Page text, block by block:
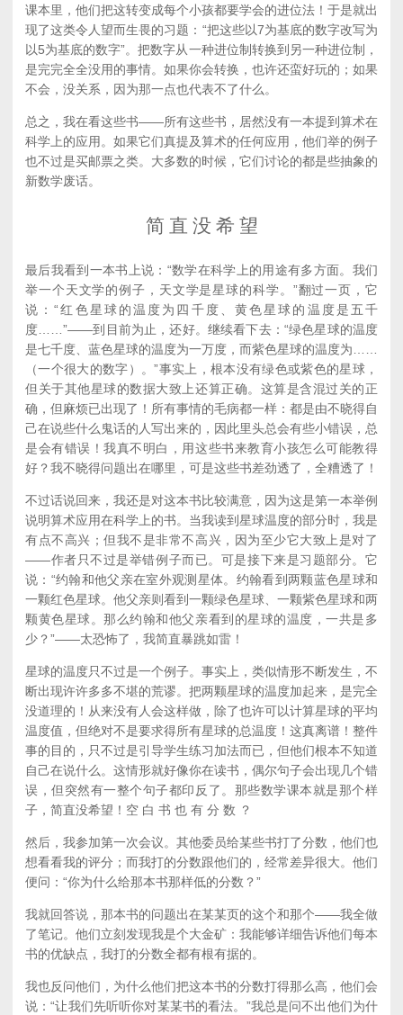
课本里，他们把这转变成每个小孩都要学会的进位法！于是就出
现了这类令人望而生畏的习题：“把这些以7为基底的数字改写为
以5为基底的数字”。把数字从一种进位制转换到另一种进位制，
是完完全全没用的事情。如果你会转换，也许还蛮好玩的；如果
不会，没关系，因为那一点也代表不了什么。
总之，我在看这些书——所有这些书，居然没有一本提到算术在
科学上的应用。如果它们真提及算术的任何应用，他们举的例子
也不过是买邮票之类。大多数的时候，它们讨论的都是些抽象的
新数学废话。
简 直 没 希 望
最后我看到一本书上说：“数学在科学上的用途有多方面。我们
举一个天文学的例子，天文学是星球的科学。”翻过一页，它
说：“红色星球的温度为四千度、黄色星球的温度是五千
度……”——到目前为止，还好。继续看下去：“绿色星球的温度
是七千度、蓝色星球的温度为一万度，而紫色星球的温度为……
（一个很大的数字）。”事实上，根本没有绿色或紫色的星球，
但关于其他星球的数据大致上还算正确。这算是含混过关的正
确，但麻烦已出现了！所有事情的毛病都一样：都是由不晓得自
己在说些什么鬼话的人写出来的，因此里头总会有些小错误，总
是会有错误！我真不明白，用这些书来教育小孩怎么可能教得
好？我不晓得问题出在哪里，可是这些书差劲透了，全糟透了！
不过话说回来，我还是对这本书比较满意，因为这是第一本举例
说明算术应用在科学上的书。当我读到星球温度的部分时，我是
有点不高兴；但我不是非常不高兴，因为至少它大致上是对了
——作者只不过是举错例子而已。可是接下来是习题部分。它
说：“约翰和他父亲在室外观测星体。约翰看到两颗蓝色星球和
一颗红色星球。他父亲则看到一颗绿色星球、一颗紫色星球和两
颗黄色星球。那么约翰和他父亲看到的星球的温度，一共是多
少？”——太恐怖了，我简直暴跳如雷！
星球的温度只不过是一个例子。事实上，类似情形不断发生，不
断出现许许多多不堪的荒谬。把两颗星球的温度加起来，是完全
没道理的！从来没有人会这样做，除了也许可以计算星球的平均
温度值，但绝对不是要求得所有星球的总温度！这真离谱！整件
事的目的，只不过是引导学生练习加法而已，但他们根本不知道
自己在说什么。这情形就好像你在读书，偶尔句子会出现几个错
误，但突然有一整个句子都印反了。那些数学课本就是那个样
子，简直没希望！空 白 书 也 有 分 数 ？
然后，我参加第一次会议。其他委员给某些书打了分数，他们也
想看看我的评分；而我打的分数跟他们的，经常差异很大。他们
便问：“你为什么给那本书那样低的分数？”
我就回答说，那本书的问题出在某某页的这个和那个——我全做
了笔记。他们立刻发现我是个大金矿：我能够详细告诉他们每本
书的优缺点，我打的分数全都有根有据的。
我也反问他们，为什么他们把这本书的分数打得那么高，他们会
说：“让我们先听听你对某某书的看法。”我总是问不出他们为什